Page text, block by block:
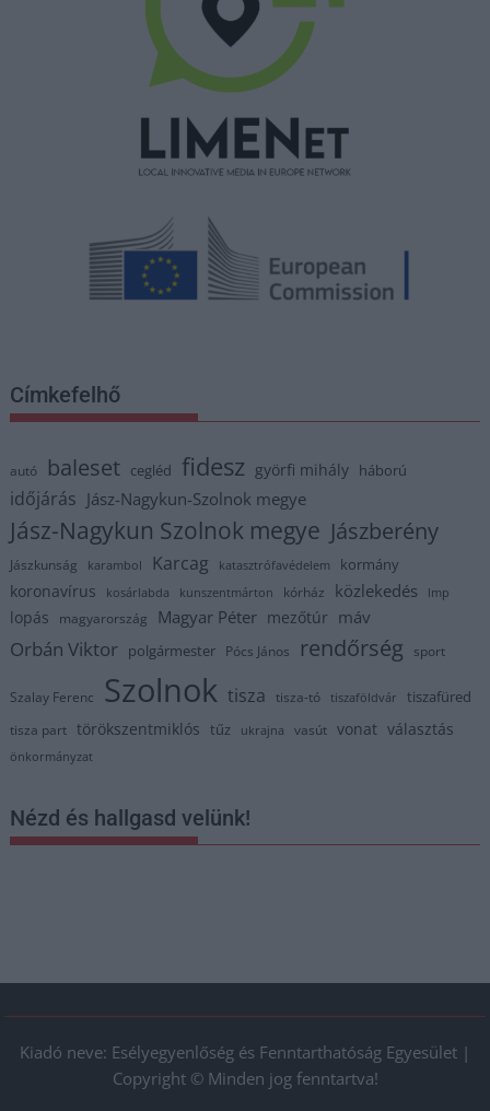
Címkefelhő
autó baleset cegléd fidesz györfi mihály háború
időjárás Jász-Nagykun-Szolnok megye
Jász-Nagykun Szolnok megye Jászberény
Jászkunság karambol Karcag katasztrófavédelem kormány
koronavírus kosárlabda kunszentmárton kórház közlekedés lmp
lopás magyarország Magyar Péter mezőtúr máv
Orbán Viktor polgármester Pócs János rendőrség sport
Szalay Ferenc Szolnok tisza tisza-tó tiszaföldvár tiszafüred
tisza part törökszentmiklós tűz ukrajna vasút vonat választás
önkormányzat
Nézd és hallgasd velünk!
Kiadó neve: Esélyegyenlőség és Fenntarthatóság Egyesület |
Copyright © Minden jog fenntartva!